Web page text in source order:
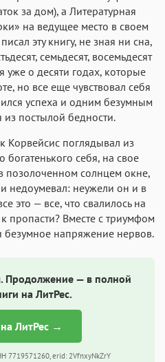
за дом), а Литературная
на ведущее место в своем
эту книгу, не зная ни сна,
семьдесят, восемьдесят
уже о десяти годах, которые
но все еще чувствовал себя
успеха и одним безумным
постылой бедности.
поглядывал из
себя, на свое
позолоченном солнцем окне,
недоумевал: неужели он и в
это — все, что свалилось на
к пропасти? Вместе с триумфом
напряжение нервов.
Продолжение — в полной
на ЛитРес.
ЛитРес →
7719571260, erid: 2VfnxyNkZrY